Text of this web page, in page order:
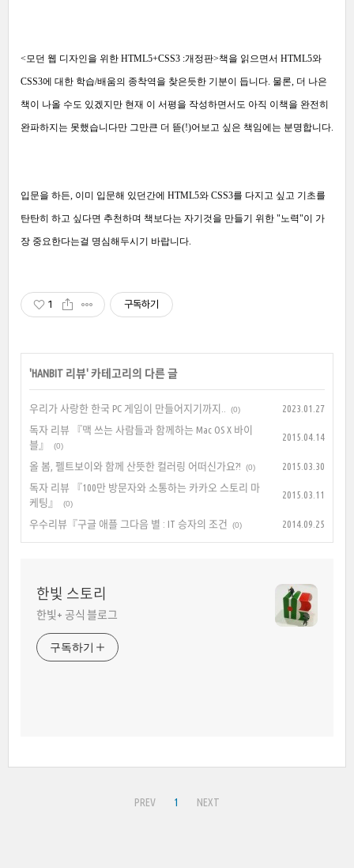
<모던 웹 디자인을 위한 HTML5+CSS3 :개정판>책을 읽으면서 HTML5와
CSS3에 대한 학습/배움의 종착역을 찾은듯한 기분이 듭니다. 물론, 더 나은
책이 나올 수도 있겠지만 현재 이 서평을 작성하면서도 아직 이책을 완전히
완파하지는 못했습니다만 그만큰 더 뜯(!)어보고 싶은 책임에는 분명합니다.
입문을 하든, 이미 입문해 있던간에 HTML5와 CSS3를 다지고 싶고 기초를
탄탄히 하고 싶다면 추천하며 책보다는 자기것을 만들기 위한 "노력"이 가
장 중요한다는걸 명심해두시기 바랍니다.
1 구독하기
'HANBIT 리뷰' 카테고리의 다른 글
우리가 사랑한 한국 PC 게임이 만들어지기까지.. (0)
2023.01.27
독자 리뷰 『맥 쓰는 사람들과 함께하는 Mac OS X 바이
블』
(0)
2015.04.14
올 봄, 펠트보이와 함께 산뜻한 컬러링 어떠신가요?! (0)
2015.03.30
독자 리뷰 『100만 방문자와 소통하는 카카오 스토리 마
케팅』
(0)
2015.03.11
우수리뷰『구글 애플 그다음 별 : IT 승자의 조건 (0) 2014.09.25
한빛 스토리
한빛+ 공식 블로그
구독하기
PREV 1 NEXT